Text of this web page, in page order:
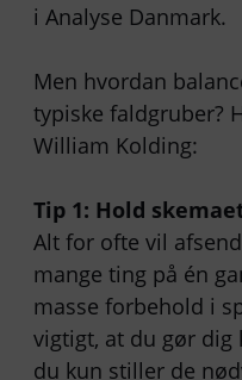
i Analyse Danmark.
Men hvordan
typiske faldgruber?
William Kolding:
Tip 1: Hold
Alt for ofte vil
mange ting på én
masse forbehold i
vigtigt, at du gør dig
du kun stiller de